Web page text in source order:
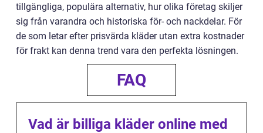
tillgängliga, populära alternativ, hur olika företag skiljer
sig från varandra och historiska för- och nackdelar. För
de som letar efter prisvärda kläder utan extra kostnader
för frakt kan denna trend vara den perfekta lösningen.
FAQ
Vad är billiga kläder online med